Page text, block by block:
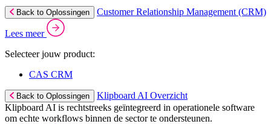
Back to Oplossingen Customer Relationship Management (CRM)
Lees meer
Selecteer jouw product:
CAS CRM
Back to Oplossingen
Klipboard AI Overzicht
Klipboard AI is rechtstreeks geïntegreerd in operationele software
om echte workflows binnen de sector te ondersteunen.